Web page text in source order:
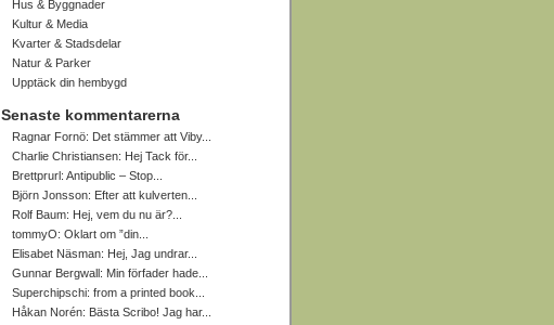
Hus & Byggnader
Kultur & Media
Kvarter & Stadsdelar
Natur & Parker
Upptäck din hembygd
Senaste kommentarerna
Ragnar Fornö: Det stämmer att Viby...
Charlie Christiansen: Hej Tack för...
Brettprurl: Antipublic – Stop...
Björn Jonsson: Efter att kulverten...
Rolf Baum: Hej, vem du nu är?...
tommyO: Oklart om ”din...
Elisabet Näsman: Hej, Jag undrar...
Gunnar Bergwall: Min förfader hade...
Superchipschi: from a printed book...
Håkan Norén: Bästa Scribo! Jag har...